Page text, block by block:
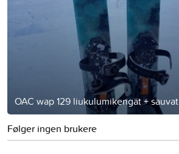
OAC wap 129 liukulumikengät + sauvat
Følger ingen brukere